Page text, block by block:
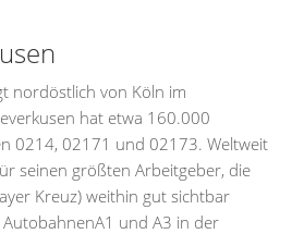
nordöstlich von Köln im
hat etwa 160.000
0214, 02171 und 02173. Weltweit
seinen größten Arbeitgeber, die
Kreuz) weithin gut sichtbar
und A3 in der